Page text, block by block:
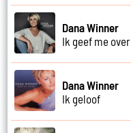
Dana Winner
Ik geef me over
Dana Winner
Ik geloof